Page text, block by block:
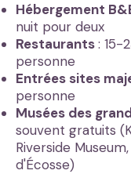
Hébergement
nuit pour deux
Restaurants: 15-
personne
Entrées sites
personne
Musées des
souvent gratuits
Riverside
d'Écosse)